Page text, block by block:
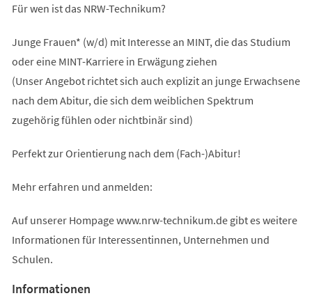
Für wen ist das NRW-Technikum?
Junge Frauen* (w/d) mit Interesse an MINT, die das Studium
oder eine MINT-Karriere in Erwägung ziehen
(Unser Angebot richtet sich auch explizit an junge Erwachsene
nach dem Abitur, die sich dem weiblichen Spektrum
zugehörig fühlen oder nichtbinär sind)
Perfekt zur Orientierung nach dem (Fach-)Abitur!
Mehr erfahren und anmelden:
Auf unserer Hompage www.nrw-technikum.de gibt es weitere
Informationen für Interessentinnen, Unternehmen und
Schulen.
Informationen